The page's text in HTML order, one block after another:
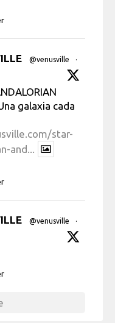
@venusville
·
galaxia cada
star-
and...
@venusville
·